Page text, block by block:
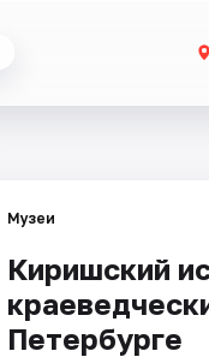
Музеи
Киришский
Петербурге